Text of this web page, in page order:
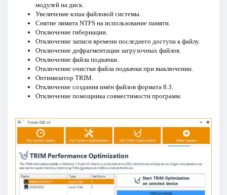
модулей на диск.
Увеличение кэша файловой системы.
Снятие лимита NTFS на использование памяти.
Отключение гибернации.
Отключение записи времени последнего доступа к файлу.
Отключение дефрагментации загрузочных файлов.
Отключение файла подкачки.
Отключение очистки файла подкачки при выключении.
Оптимизатор TRIM.
Отключение создания имён файлов формата 8.3.
Отключение помощника совместимости программ.